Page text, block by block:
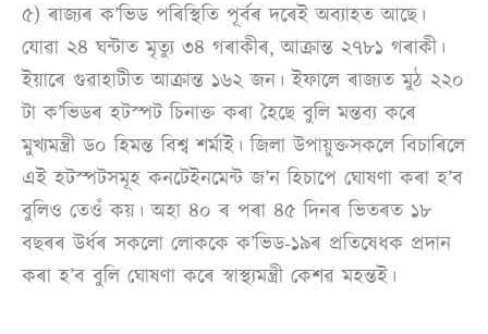
৫) ৰাজ্যৰ ক’ভিড পৰিস্থিতি পূৰ্বৰ দৰেই অব্যাহত আছে।
যোৱা ২৪ ঘন্টাত মৃত্যু ৩৪ গৰাকীৰ, আক্ৰান্ত ২৭৮১ গৰাকী।
ইয়াৰে গুৱাহাটীত আক্ৰান্ত ১৬২ জন। ইফালে ৰাজ্যত মুঠ ২২০
টা ক’ভিডৰ হটস্পট চিনাক্ত কৰা হৈছে বুলি মন্তব্য কৰে
মুখ্যমন্ত্ৰী ড০ হিমন্ত বিশ্ব শৰ্মাই। জিলা উপায়ুক্তসকলে বিচাৰিলে
এই হটস্পটসমূহ কনটেইনমেন্ট জ’ন হিচাপে ঘোষণা কৰা হ’ব
বুলিও তেওঁ কয়। অহা ৪০ ৰ পৰা ৪৫ দিনৰ ভিতৰত ১৮
বছৰৰ উৰ্ধৰ সকলো লোককে ক’ভিড-১৯ৰ প্ৰতিষেধক প্ৰদান
কৰা হ’ব বুলি ঘোষণা কৰে স্বাস্থ্যমন্ত্ৰী কেশৱ মহন্তই।